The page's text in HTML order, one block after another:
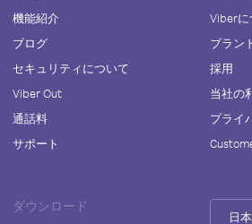
機能紹介
ブログ
セキュリティについて
Viber Out
通話料
サポート
Viberに
ブラン
採用
当社の
プライ
ダウンロード
日